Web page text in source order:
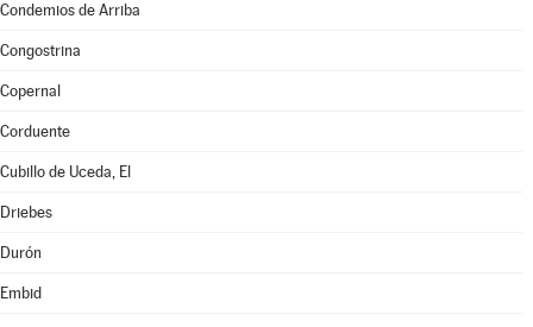
Condemios de Arriba
Congostrina
Copernal
Corduente
Cubillo de Uceda, El
Driebes
Durón
Embid